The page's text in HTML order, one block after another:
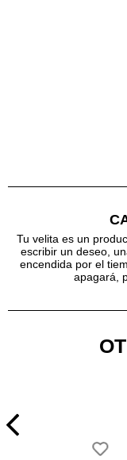
Tu velita es un
escribir un deseo,
encendida por el
apagará,